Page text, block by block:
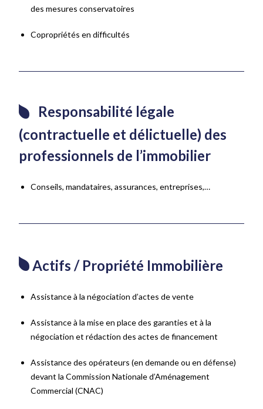
des mesures conservatoires
Copropriétés en difficultés
Responsabilité légale
(contractuelle et délictuelle) des
professionnels de l’immobilier
Conseils, mandataires, assurances, entreprises,…
Actifs / Propriété Immobilière
Assistance à la négociation d’actes de vente
Assistance à la mise en place des garanties et à la
négociation et rédaction des actes de financement
Assistance des opérateurs (en demande ou en défense)
devant la Commission Nationale d’Aménagement
Commercial (CNAC)